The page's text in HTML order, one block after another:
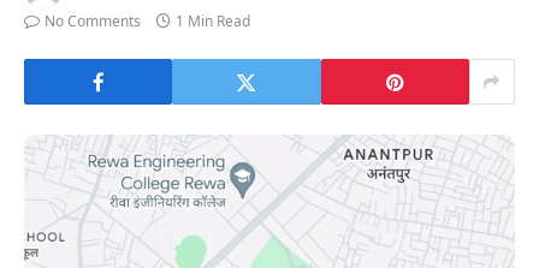
No Comments
1 Min Read